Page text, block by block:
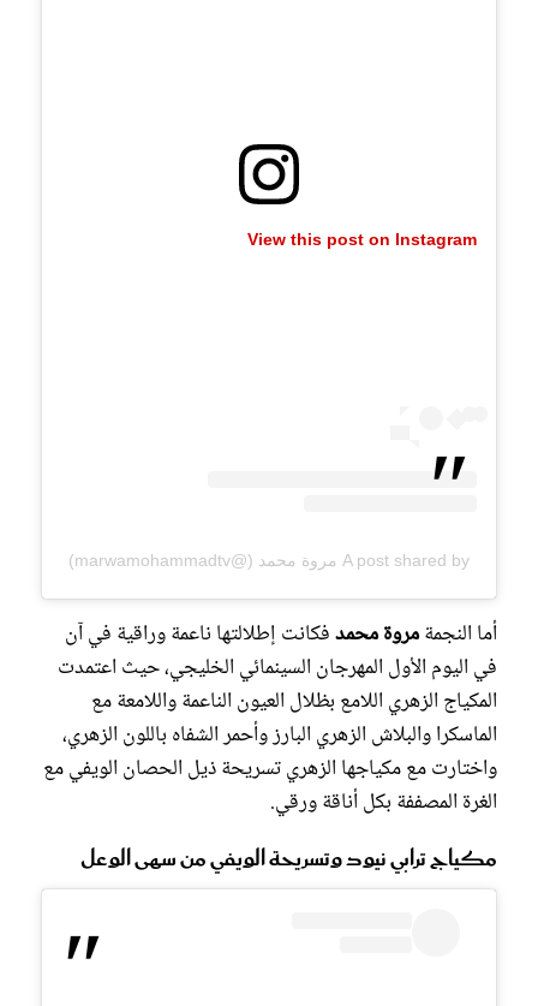
View this post on Instagram
A post shared by مروة محمد (@marwamohammadtv)
أما النجمةمروة محمدفكانت إطلالتها ناعمة وراقية في آن
في اليوم الأول المهرجان السينمائي الخليجي، حيث اعتمدت
المكياج الزهري اللامع بظلال العيون الناعمة واللامعة مع
الماسكرا والبلاش الزهري البارز وأحمر الشفاه باللون الزهري،
واختارت مع مكياجها الزهري تسريحة ذيل الحصان الويفي مع
الغرة المصففة بكل أناقة ورقي.
مكياج ترابي نيود وتسريحة الويفي من سهى الوعل